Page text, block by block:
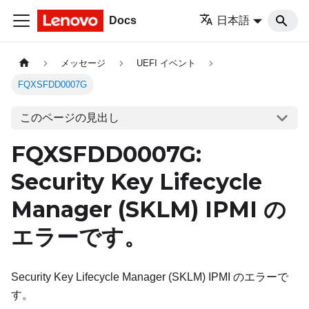
Docs 日本語
メッセージ UEFI イベント
FQXSFDD0007G
このページの見出し
FQXSFDD0007G:
Security Key Lifecycle
Manager (SKLM) IPMI の
エラーです。
Security Key Lifecycle Manager (SKLM) IPMI のエラーで
す。